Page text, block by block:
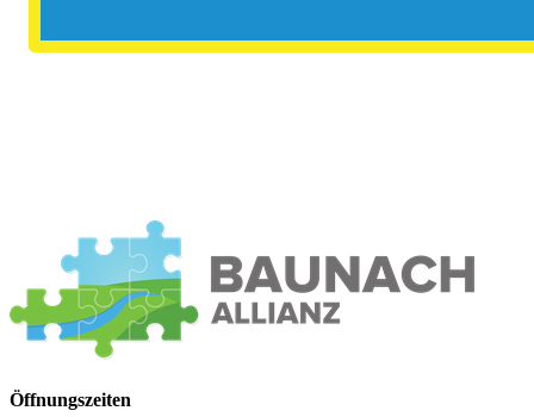
Öffnungszeiten